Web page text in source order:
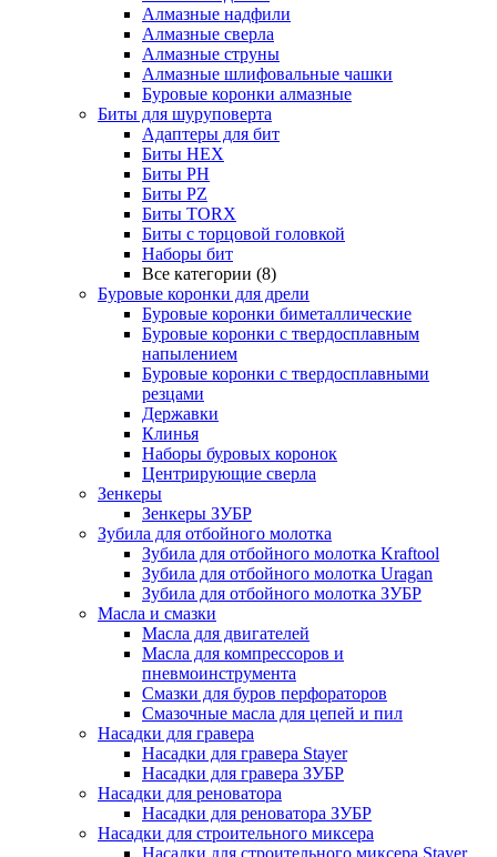
Алмазные надфили
Алмазные сверла
Алмазные струны
Алмазные шлифовальные чашки
Буровые коронки алмазные
Биты для шуруповерта
Адаптеры для бит
Биты HEX
Биты PH
Биты PZ
Биты TORX
Биты с торцовой головкой
Наборы бит
Все категории (8)
Буровые коронки для дрели
Буровые коронки биметаллические
Буровые коронки с твердосплавным
напылением
Буровые коронки с твердосплавными
резцами
Державки
Клинья
Наборы буровых коронок
Центрирующие сверла
Зенкеры
Зенкеры ЗУБР
Зубила для отбойного молотка
Зубила для отбойного молотка Kraftool
Зубила для отбойного молотка Uragan
Зубила для отбойного молотка ЗУБР
Масла и смазки
Масла для двигателей
Масла для компрессоров и
пневмоинструмента
Смазки для буров перфораторов
Смазочные масла для цепей и пил
Насадки для гравера
Насадки для гравера Stayer
Насадки для гравера ЗУБР
Насадки для реноватора
Насадки для реноватора ЗУБР
Насадки для строительного миксера
Насадки для строительного миксера Stayer